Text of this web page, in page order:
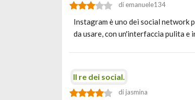
di emanuele134
Instagram è uno dei social network
da usare, con un'interfaccia pulita e
Il re dei social.
di jasmina